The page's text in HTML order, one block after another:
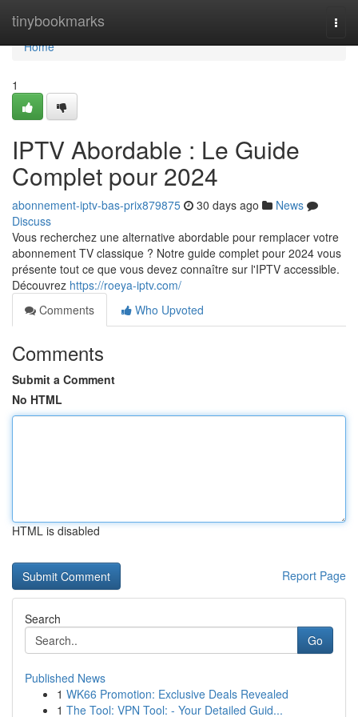
tinybookmarks
Home
Home
1
IPTV Abordable : Le Guide
Complet pour 2024
abonnement-iptv-bas-prix879875 30 days ago
News
Discuss
Vous recherchez une alternative abordable pour remplacer votre
abonnement TV classique ? Notre guide complet pour 2024 vous
présente tout ce que vous devez connaître sur l'IPTV accessible.
Découvrez https://roeya-iptv.com/
Comments
Who Upvoted
Comments
Submit a Comment
No HTML
HTML is disabled
Report Page
Search
Go
Published News
1 WK66 Promotion: Exclusive Deals Revealed
1 The Tool: VPN Tool: - Your Detailed Guid...